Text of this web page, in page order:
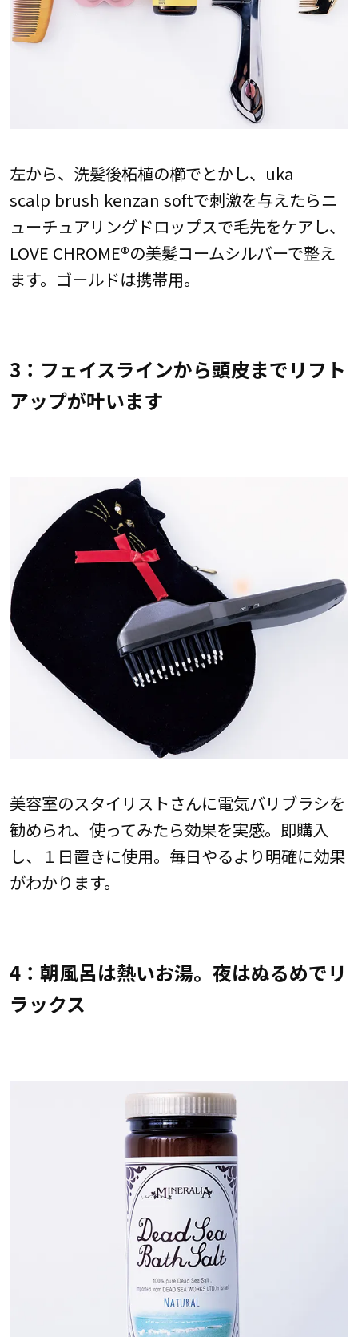
左から、洗髪後柘植の櫛でとかし、uka
scalp brush kenzan softで刺激を与えたらニ
ューチュアリングドロップスで毛先をケアし、
LOVE CHROME®の美髪コームシルバーで整え
ます。ゴールドは携帯用。
3：フェイスラインから頭皮までリフト
アップが叶います
美容室のスタイリストさんに電気バリブラシを
勧められ、使ってみたら効果を実感。即購入
し、１日置きに使用。毎日やるより明確に効果
がわかります。
4：朝風呂は熱いお湯。夜はぬるめでリ
ラックス